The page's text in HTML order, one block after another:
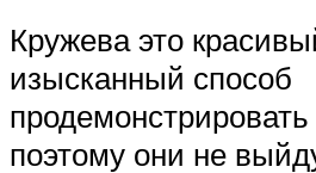
Кружева это
изысканный способ
поэтому они не